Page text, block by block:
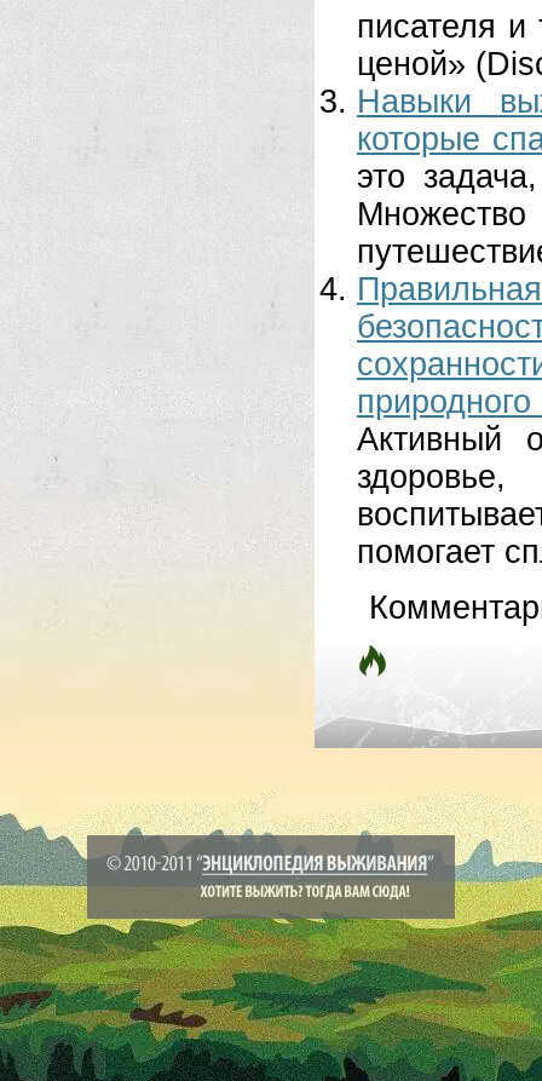
писателя
ценой»
Навыки
которые
это
Активный
помогает